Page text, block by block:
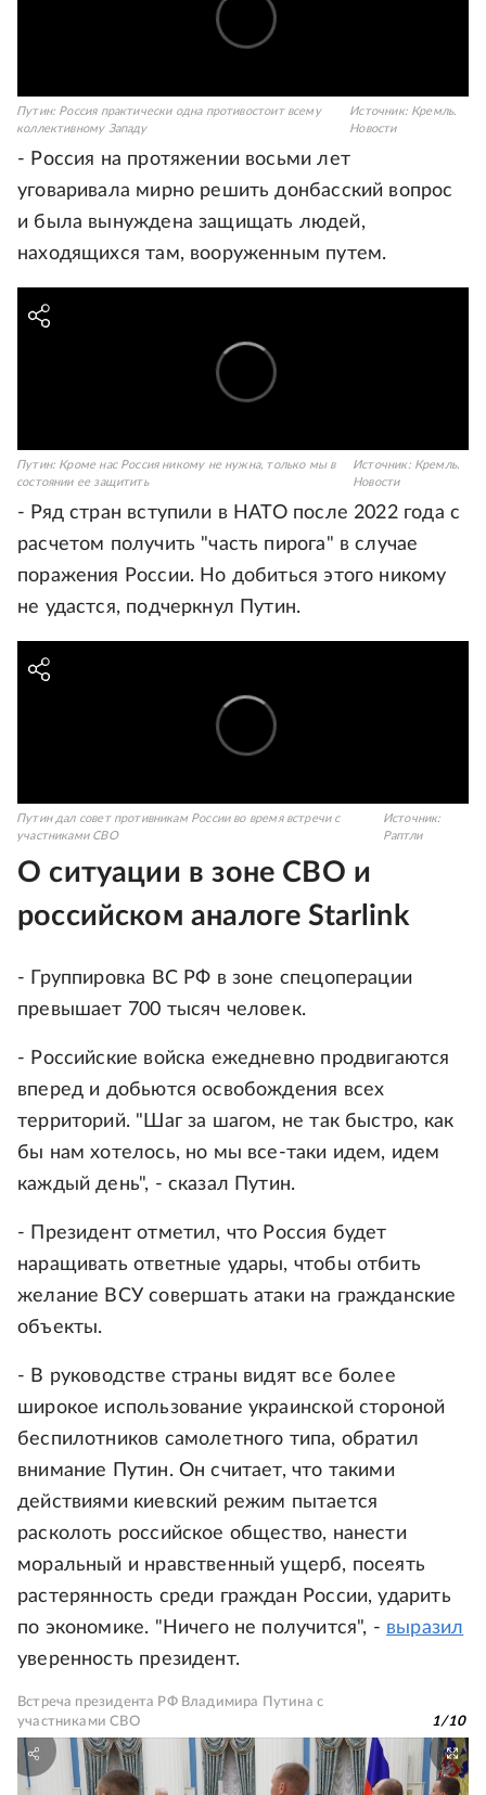
Путин: Россия практически одна противостоит всему
коллективному Западу
Источник: Кремль.
Новости
- Россия на протяжении восьми лет
уговаривала мирно решить донбасский вопрос
и была вынуждена защищать людей,
находящихся там, вооруженным путем.
Путин: Кроме нас Россия никому не нужна, только мы в
состоянии ее защитить
Источник: Кремль.
Новости
- Ряд стран вступили в НАТО после 2022 года с
расчетом получить "часть пирога" в случае
поражения России. Но добиться этого никому
не удастся, подчеркнул Путин.
Путин дал совет противникам России во время встречи с
участниками СВО
Источник:
Раптли
О ситуации в зоне СВО и
российском аналоге Starlink
- Группировка ВС РФ в зоне спецоперации
превышает 700 тысяч человек.
- Российские войска ежедневно продвигаются
вперед и добьются освобождения всех
территорий. "Шаг за шагом, не так быстро, как
бы нам хотелось, но мы все-таки идем, идем
каждый день", - сказал Путин.
- Президент отметил, что Россия будет
наращивать ответные удары, чтобы отбить
желание ВСУ совершать атаки на гражданские
объекты.
- В руководстве страны видят все более
широкое использование украинской стороной
беспилотников самолетного типа, обратил
внимание Путин. Он считает, что такими
действиями киевский режим пытается
расколоть российское общество, нанести
моральный и нравственный ущерб, посеять
растерянность среди граждан России, ударить
по экономике. "Ничего не получится", - выразил
уверенность президент.
Встреча президента РФ Владимира Путина с
участниками СВО
1/10